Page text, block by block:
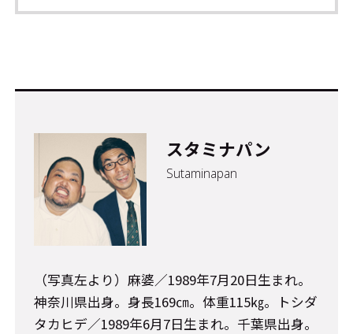
スタミナパン
Sutaminapan
（写真左より）麻婆／1989年7月20日生まれ。
神奈川県出身。身長169㎝。体重115㎏。トシダ
タカヒデ／1989年6月7日生まれ。千葉県出身。